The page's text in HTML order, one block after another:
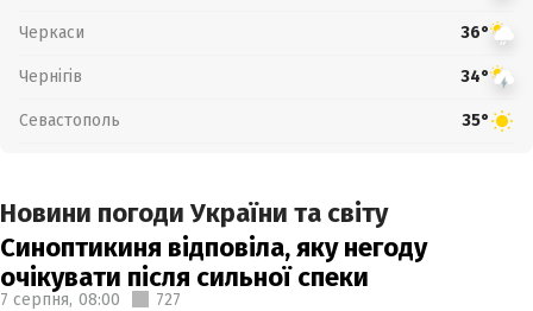
Черкаси 36°
Чернігів 34°
Севастополь 35°
Новини погоди України та світу
Синоптикиня відповіла, яку негоду
очікувати після сильної спеки
7 серпня, 08:00 727